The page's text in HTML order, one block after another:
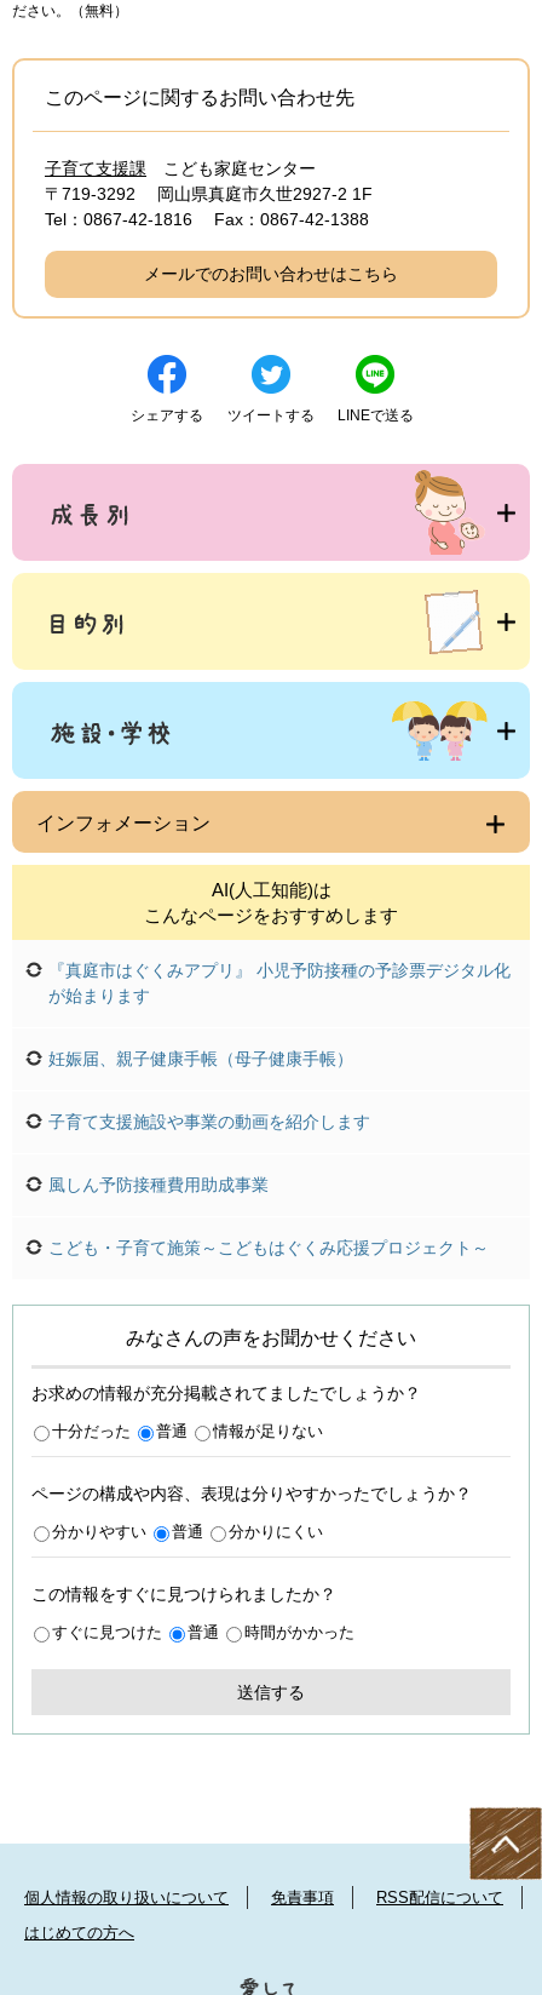
ださい。（無料）
このページに関するお問い合わせ先
子育て支援課
こども家庭センター
〒719-3292
岡山県真庭市久世2927-2 1F
Tel：0867-42-1816
Fax：0867-42-1388
メールでのお問い合わせはこちら
シェアする ツイートする LINEで送る
インフォメーション
AI(人工知能)は
こんなページをおすすめします
『真庭市はぐくみアプリ』 小児予防接種の予診票デジタル化
が始まります
妊娠届、親子健康手帳（母子健康手帳）
子育て支援施設や事業の動画を紹介します
風しん予防接種費用助成事業
こども・子育て施策～こどもはぐくみ応援プロジェクト～
みなさんの声をお聞かせください
お求めの情報が充分掲載されてましたでしょうか？
十分だった 普通 情報が足りない
ページの構成や内容、表現は分りやすかったでしょうか？
分かりやすい 普通 分かりにくい
この情報をすぐに見つけられましたか？
すぐに見つけた 普通 時間がかかった
個人情報の取り扱いについて 免責事項
RSS配信について
はじめての方へ